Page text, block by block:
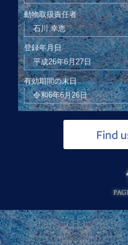
動物取扱責任者
石川 幸恵
登録年月日
平成26年6月27日
有効期間の末日
令和6年6月26日